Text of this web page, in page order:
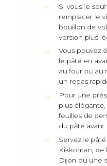
Si vous le
remplacer le
bouillon de
version plus
Vous pouvez
le pâté en
au four ou au
un repas
Pour une
plus
feuilles de
du pâté avant
Servez le
Kikkoman, de
Dijon ou une